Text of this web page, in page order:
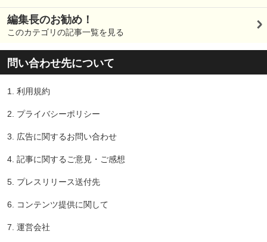
編集長のお勧め！
このカテゴリの記事一覧を見る
問い合わせ先について
1. 利用規約
2. プライバシーポリシー
3. 広告に関するお問い合わせ
4. 記事に関するご意見・ご感想
5. プレスリリース送付先
6. コンテンツ提供に関して
7. 運営会社